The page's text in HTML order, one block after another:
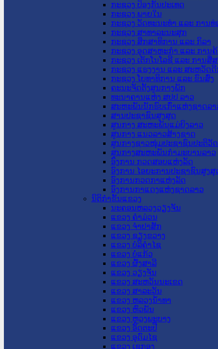
ກະຊວງ ປ້ອງກັນປະເທດ
ກະຊວງ ພາຍໃນ
ກະຊວງ ວັດທະນະທຳ ແລະ ການທ່
ກະຊວງ ສາທາລະນະສຸກ
ກະຊວງ ສຶກສາທິການ ແລະ ກິລາ
ກະຊວງ ອຸດສາຫະກຳ ແລະ ການຄ້
ກະຊວງ ເຕັກໂນໂລຊີ ແລະ ການສື່
ກະຊວງ ແຮງງານ ແລະ ສະຫວັດ
ກະຊວງ ໂຍທາທິການ ແລະ ຂົນສົ່ງ
ຄະນະຈັດຕັ້ງສູນກາງພັກ
ທະນາຄານແຫ່ງ ສປປ ລາວ
ສະຫະພັນນັກຮົບເກົ່າແຫ່ງຊາດລາ
ສານປະຊາຊົນສູງສຸດ
ສູນກາງ ສະຫະພັນແມ່ຍິງລາວ
ສູນກາງ ແນວລາວສ້າງຊາດ
ສູນກາງຊາວໜຸ່ມປະຊາຊົນປະຕິວັ
ສູນກາງສະຫະພັນກຳມະບານລາວ
ອົງການ ກວດສອບແຫ່ງລັດ
ອົງການ ໄອຍະການປະຊາຊົນສູງສຸ
ອົງການກວດກາແຫ່ງລັດ
ອົງການກາແດງແຫ່ງຊາດລາວ
ນິຕິກໍາຂັ້ນແຂວງ
ນະ​ຄອນ​ຫລວງວຽງຈັນ
ແຂວງ ຄໍາມ່ວນ
ແຂວງ ຈໍາປາສັກ
ແຂວງ ຊຽງຂວາງ
ແຂວງ ບໍລິຄໍາໄຊ
ແຂວງ ບໍ່ແກ້ວ
ແຂວງ ຜົ້ງສາລີ
ແຂວງ ວຽງຈັນ
ແຂວງ ສະຫວັນນະເຂດ
ແຂວງ ສາລະວັນ
ແຂວງ ຫລວງນໍ້າທາ
ແຂວງ ຫົວພັນ
ແຂວງ ຫຼວງພະບາງ
ແຂວງ ອັດຕະປື
ແຂວງ ອຸດົມໄຊ
ແຂວງ ເຊກອງ